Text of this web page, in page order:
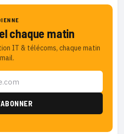
chaque matin
IT & télécoms, chaque matin